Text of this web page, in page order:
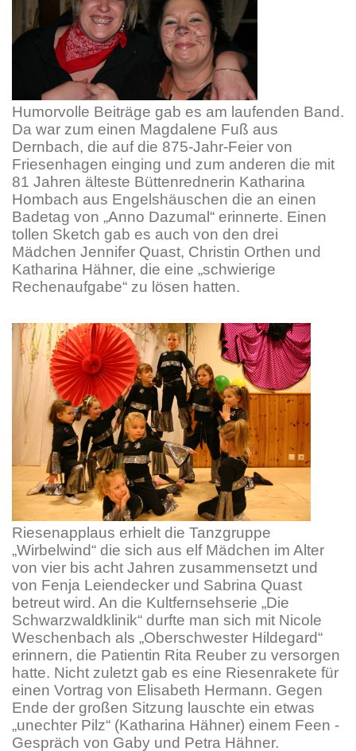
Humorvolle Beiträge gab es am laufenden Band.
Da war zum einen Magdalene Fuß aus
Dernbach, die auf die 875-Jahr-Feier von
Friesenhagen einging und zum anderen die mit
81 Jahren älteste Büttenrednerin Katharina
Hombach aus Engelshäuschen die an einen
Badetag von „Anno Dazumal“ erinnerte. Einen
tollen Sketch gab es auch von den drei
Mädchen Jennifer Quast, Christin Orthen und
Katharina Hähner, die eine „schwierige
Rechenaufgabe“ zu lösen hatten.
Riesenapplaus erhielt die Tanzgruppe
„Wirbelwind“ die sich aus elf Mädchen im Alter
von vier bis acht Jahren zusammensetzt und
von Fenja Leiendecker und Sabrina Quast
betreut wird. An die Kultfernsehserie „Die
Schwarzwaldklinik“ durfte man sich mit Nicole
Weschenbach als „Oberschwester Hildegard“
erinnern, die Patientin Rita Reuber zu versorgen
hatte. Nicht zuletzt gab es eine Riesenrakete für
einen Vortrag von Elisabeth Hermann. Gegen
Ende der großen Sitzung lauschte ein etwas
„unechter Pilz“ (Katharina Hähner) einem Feen -
Gespräch von Gaby und Petra Hähner.